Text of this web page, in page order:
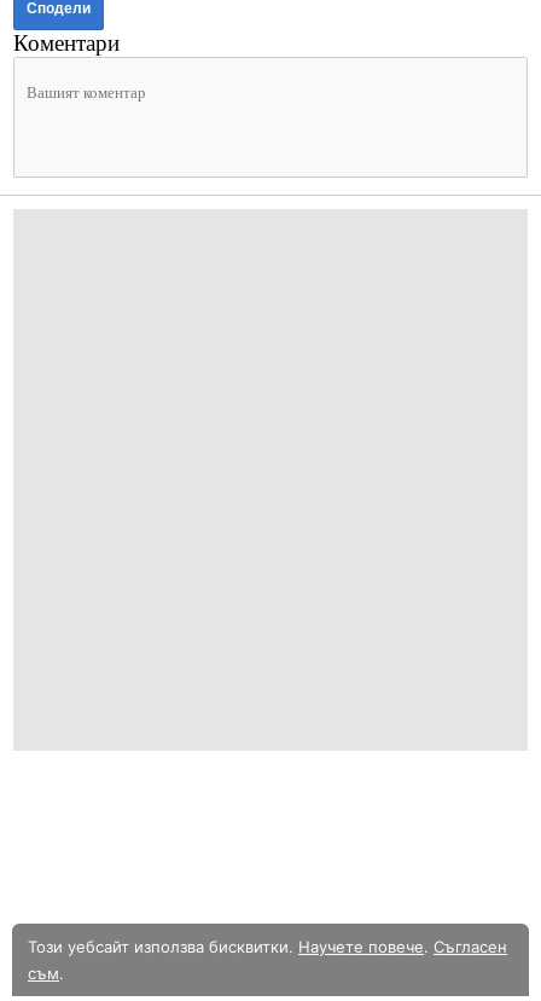
Сподели
Коментари
Този уебсайт използва бисквитки. Научете повече. Съгласен
съм.